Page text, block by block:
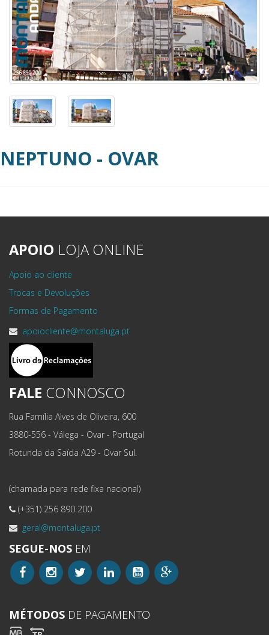
NEPTUNO - OVAR
APOIO LOJA ONLINE
Apoio ao cliente
Trocas e Devoluções
Formas de Pagamento
apoiocliente@montaluga.pt
FALE CONNOSCO
Rua Família Alves de Oliveira, 600
3880-556 - Válega - Ovar - Portugal
Rotunda da Saída A29 - Ovar Sul.
(chamada para rede fixa nacional)
(+351) 256 890 200
geral@montaluga.pt
SEGUE-NOS EM
MÉTODOS DE PAGAMENTO